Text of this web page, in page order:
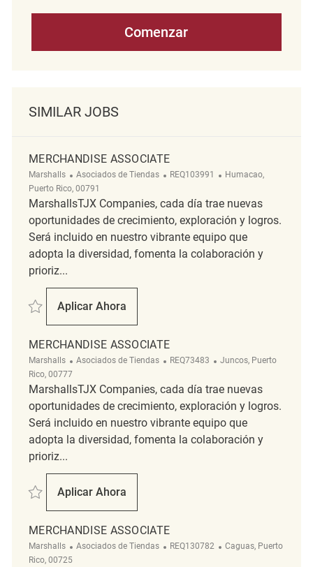
Comenzar
SIMILAR JOBS
MERCHANDISE ASSOCIATE
Marshalls Categoría
Asociados de Tiendas ReqId
REQ103991 Ubicación
Humacao,
Puerto Rico, 00791
MarshallsTJX Companies, cada día trae nuevas
oportunidades de crecimiento, exploración y logros.
Será incluido en nuestro vibrante equipo que
adopta la diversidad, fomenta la colaboración y
prioriz...
Salvar merchandise associate REQ103991
Aplicar Ahora
Merchandise Associate
MERCHANDISE ASSOCIATE
Marshalls Categoría
Asociados de Tiendas ReqId
REQ73483 Ubicación
Juncos, Puerto
Rico, 00777
MarshallsTJX Companies, cada día trae nuevas
oportunidades de crecimiento, exploración y logros.
Será incluido en nuestro vibrante equipo que
adopta la diversidad, fomenta la colaboración y
prioriz...
Salvar merchandise associate REQ73483
Aplicar Ahora
Merchandise Associate
MERCHANDISE ASSOCIATE
Marshalls Categoría
Asociados de Tiendas ReqId
REQ130782 Ubicación
Caguas, Puerto
Rico, 00725